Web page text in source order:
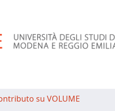
su VOLUME